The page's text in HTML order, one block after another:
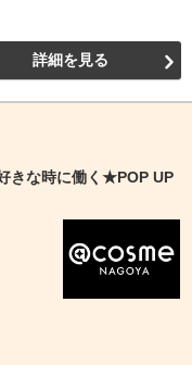
詳細を見る
きな時に働く★POP UP